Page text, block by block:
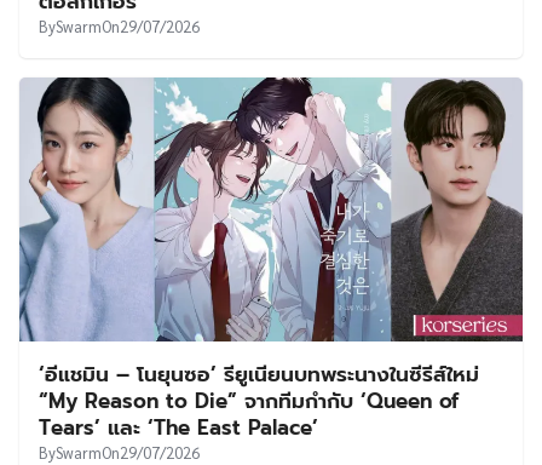
BySwarmOn29/07/2026
‘อีแชมิน – โนยุนซอ’ รียูเนียนบทพระนางในซีรีส์ใหม่
“My Reason to Die” จากทีมกำกับ ‘Queen of
Tears’ และ ‘The East Palace’
BySwarmOn29/07/2026